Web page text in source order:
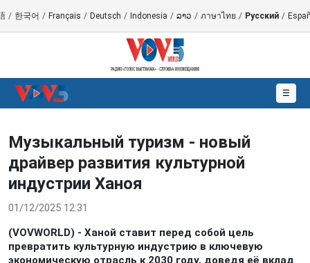
/ 한국어 / Français / Deutsch / Indonesia / ລາວ / ภาษาไทย / Русский /
☰
Музыкальный туризм - новый
драйвер развития культурной
индустрии Ханоя
01/12/2025 12:31
(VOVWORLD) - Ханой ставит перед собой цель
превратить культурную индустрию в ключевую
экономическую отрасль к 2030 году, доведя её вклад